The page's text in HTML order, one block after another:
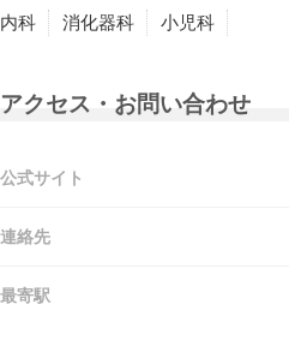
内科 消化器科 小児科
アクセス・お問い合わせ
公式サイト
連絡先
最寄駅